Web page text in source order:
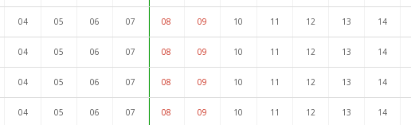
04 05 06 07 08 09 10 11 12 13 14
04 05 06 07 08 09 10 11 12 13 14
04 05 06 07 08 09 10 11 12 13 14
04 05 06 07 08 09 10 11 12 13 14